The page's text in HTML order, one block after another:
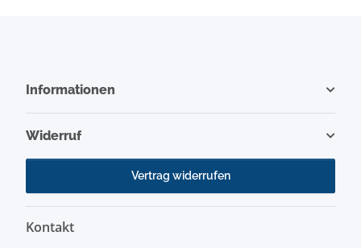
Informationen
Widerruf
Vertrag widerrufen
Kontakt